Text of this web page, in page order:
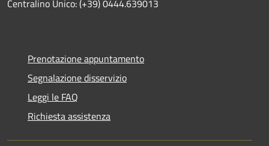
Centralino Unico: (+39) 0444.639013
Prenotazione appuntamento
Segnalazione disservizio
Leggi le FAQ
Richiesta assistenza